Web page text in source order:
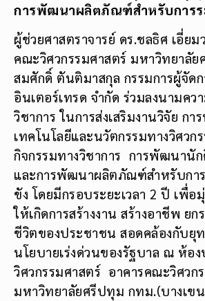
การพัฒนาผลิตภัณฑ์สำหรับการ
ผู้ช่วยศาสตราจารย์ ดร.ชลธิศ เอี่ย
คณะวิศวกรรมศาสตร์ มหาวิทยาลั
สมศักดิ์ ตันติมาสกุล กรรมการผู้จัด
อินเตอร์เทรด จำกัด ร่วมลงนามคว
วิชาการ ในการส่งเสริมงานวิจัย ก
เทคโนโลยีและนวัตกรรมทางวิศวกร
กิจกรรมทางวิชาการ การพัฒนานั
และการพัฒนาผลิตภัณฑ์สำหรับกา
ขัง โดยมีกรอบระยะเวลา 2 ปี เพื่อ
ให้เกิดการสร้างงาน สร้างอาชีพ ย
ชีวิตของประชาชน สอดคล้องกับยุ
นโยบายเร่งด่วนของรัฐบาล ณ ห้อ
วิศวกรรมศาสตร์ อาคารคณะวิศวก
มหาวิทยาลัยศรีปทุม กทม.(บางเข